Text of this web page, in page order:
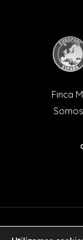
Finca